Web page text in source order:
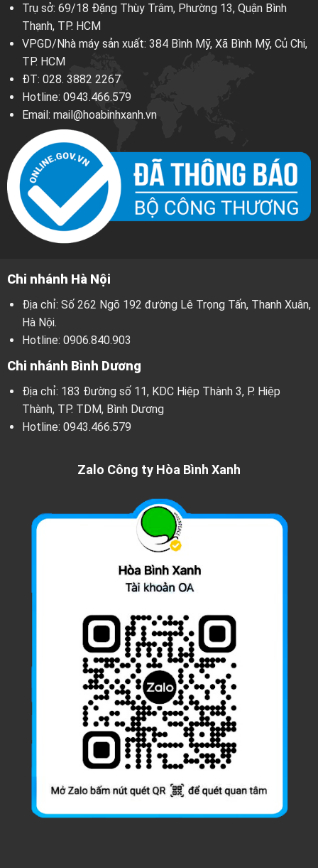
Trụ sở: 69/18 Đặng Thùy Trâm, Phường 13, Quận Bình
Thạnh, TP. HCM
VPGD/Nhà máy sản xuất: 384 Bình Mỹ, Xã Bình Mỹ, Củ Chi,
TP. HCM
ĐT: 028. 3882 2267
Hotline: 0943.466.579
Email: mail@hoabinhxanh.vn
Chi nhánh Hà Nội
Địa chỉ: Số 262 Ngõ 192 đường Lê Trọng Tấn, Thanh Xuân,
Hà Nội.
Hotline: 0906.840.903
Chi nhánh Bình Dương
Địa chỉ: 183 Đường số 11, KDC Hiệp Thành 3, P. Hiệp
Thành, TP. TDM, Bình Dương
Hotline: 0943.466.579
Zalo Công ty Hòa Bình Xanh